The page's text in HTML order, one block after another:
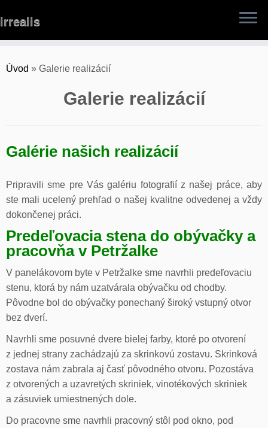
to
irrealis
Úvod » Galerie realizácií
Galerie realizácií
Galérie našich realizácií
Pripravili sme pre Vás galériu fotografií z našej práce, aby
ste mali ucelený prehľad o našej kvalitne odvedenej a vždy
dokončenej práci.
Predeľovacia stena do obývačky a
pracovňa v Petržalke
V panelákovom byte v Petržalke sme navrhli predeľovaciu
stenu, ktorá by nám uzatvárala obývačku od chodby.
Pôvodne bol do obývačky ponechaný široký vstupný otvor
bez dverí.
Navrhli sme posuvné dvere bielej farby, ktoré po otvorení
z jednej strany zachádzajú za skrinkovú zostavu. Skrinková
zostava nám zabrala aj časť pôvodného otvoru. Pozostáva
z otvorených a uzavretých skriniek, vinotékových skriniek
a zásuviek umiestnených dole.
Do pracovne sme navrhli pracovný stôl pod okno, pod